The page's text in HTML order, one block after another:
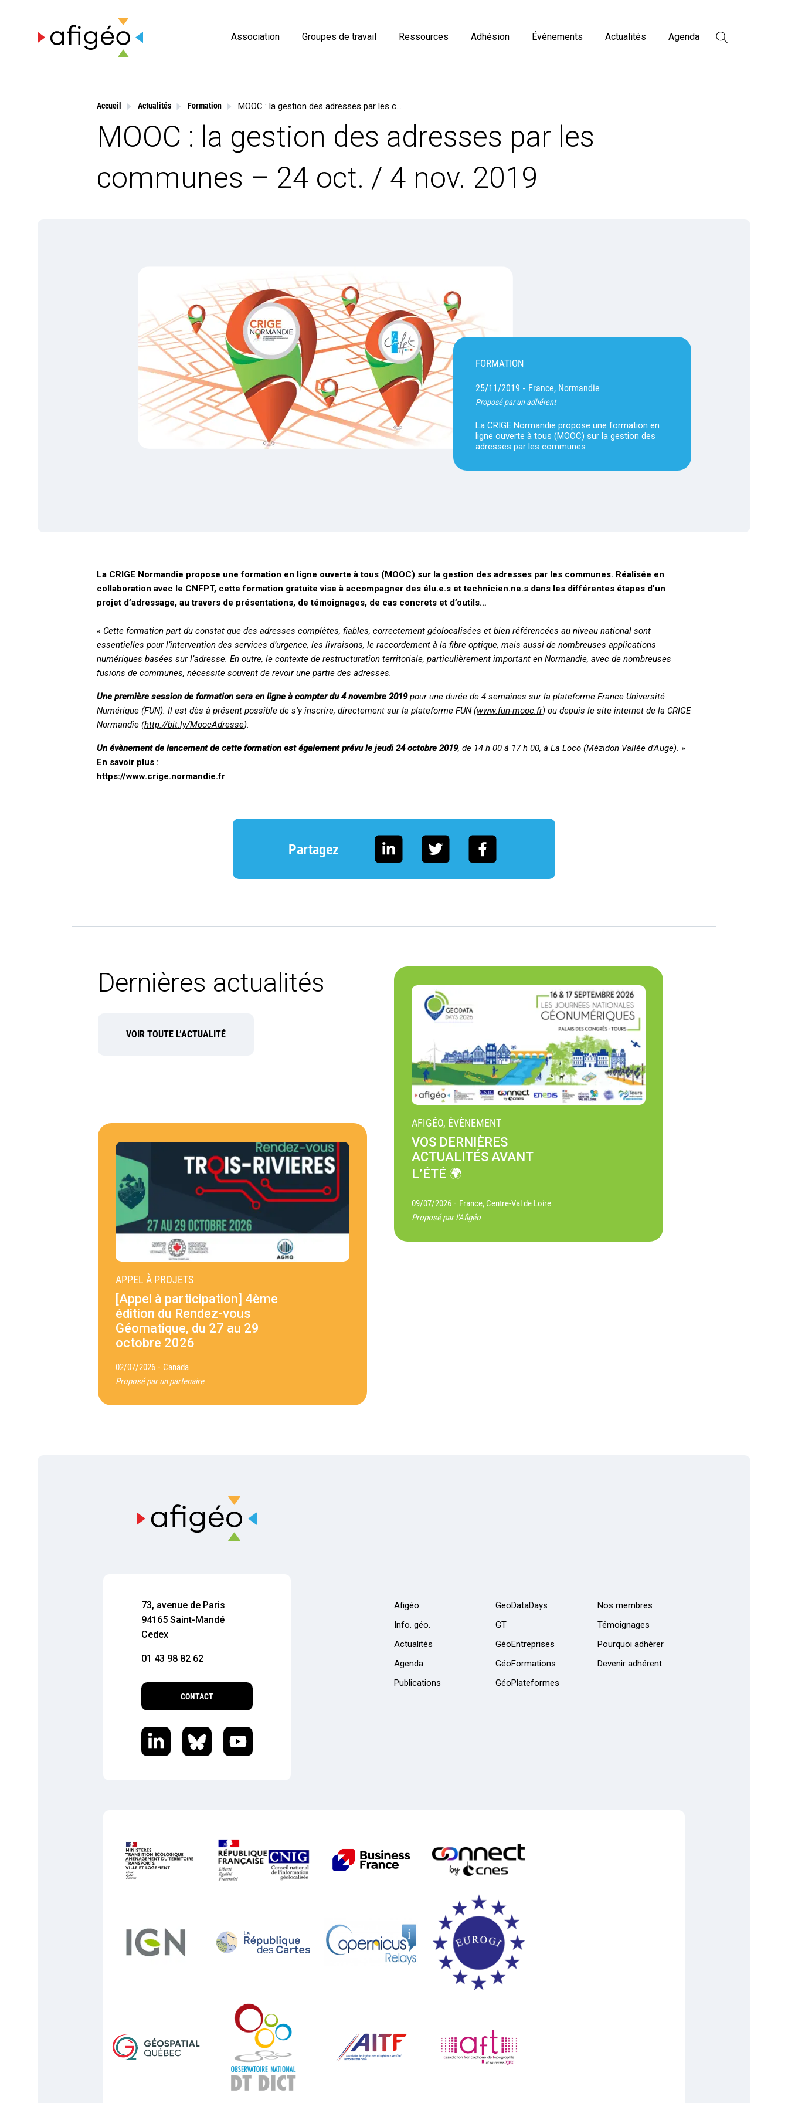
Association Groupes de travail Ressources Adhésion Évènements Actualités Agenda
Accueil Actualités Formation
MOOC : la gestion des adresses par les
communes – 24 oct. / 4 nov. 2019
FORMATION
25/11/2019 - France, Normandie
Proposé par un adhérent
La CRIGE Normandie propose une formation en
ligne ouverte à tous (MOOC) sur la gestion des
adresses par les communes
La CRIGE Normandie propose une formation en ligne ouverte à tous (MOOC) sur la gestion des adresses par les communes. Réalisée en
collaboration avec le CNFPT, cette formation gratuite vise à accompagner des élu.e.s et technicien.ne.s dans les différentes étapes d’un
projet d’adressage, au travers de présentations, de témoignages, de cas concrets et d’outils…
« Cette formation part du constat que des adresses complètes, fiables, correctement géolocalisées et bien référencées au niveau national sont
essentielles pour l’intervention des services d’urgence, les livraisons, le raccordement à la fibre optique, mais aussi de nombreuses applications
numériques basées sur l’adresse. En outre, le contexte de restructuration territoriale, particulièrement important en Normandie, avec de nombreuses
fusions de communes, nécessite souvent de revoir une partie des adresses.
Une première session de formation sera en ligne à compter du 4 novembre 2019pour une durée de 4 semaines sur la plateforme France Université
Numérique (FUN). Il est dès à présent possible de s’y inscrire, directement sur la plateforme FUN (www.fun-mooc.fr) ou depuis le site internet de la CRIGE
Normandie (http://bit.ly/MoocAdresse).
Un évènement de lancement de cette formation est également prévu le jeudi 24 octobre 2019, de 14 h 00 à 17 h 00, à La Loco (Mézidon Vallée d’Auge). »
En savoir plus :
https://www.crige.normandie.fr
Partagez
Dernières actualités
AFIGÉO, ÉVÈNEMENT
VOS DERNIÈRES
ACTUALITÉS AVANT
L’ÉTÉ 🌍
09/07/2026 - France, Centre-Val de Loire
Proposé par l'Afigéo
APPEL À PROJETS
[Appel à participation] 4ème
édition du Rendez-vous
Géomatique, du 27 au 29
octobre 2026
02/07/2026 - Canada
Proposé par un partenaire
VOIR TOUTE L’ACTUALITÉ
73, avenue de Paris
94165 Saint-Mandé
Cedex
01 43 98 82 62
CONTACT
Afigéo
Info. géo.
Actualités
Agenda
Publications
GeoDataDays
GT
GéoEntreprises
GéoFormations
GéoPlateformes
Nos membres
Témoignages
Pourquoi adhérer
Devenir adhérent